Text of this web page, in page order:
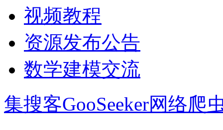
视频教程
资源发布公告
数学建模交流
集搜客GooSeeker网络爬